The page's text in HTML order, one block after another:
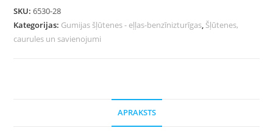
SKU:6530-28
Kategorijas: Gumijas šļūtenes - eļļas-benzīnizturīgas, Šļūtenes,
caurules un savienojumi
APRAKSTS